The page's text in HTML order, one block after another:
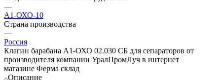
—
А1-ОХО-10
Страна производства
—
Россия
Клапан барабана А1-ОХО 02.030 СБ для сепараторов от
производителя компании УралПромЛуч в интернет
магазине Ферма склад
Описание